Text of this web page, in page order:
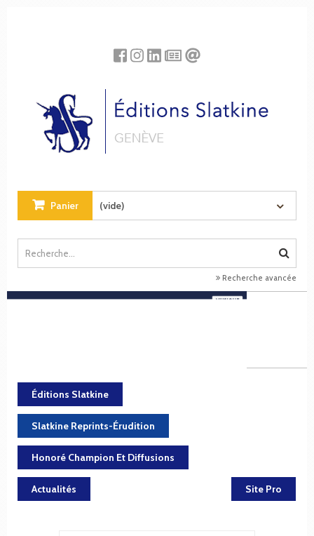
Panier (vide)
Recherche avancée
Éditions Slatkine
Slatkine Reprints-Érudition
Honoré Champion Et Diffusions
Actualités Site Pro